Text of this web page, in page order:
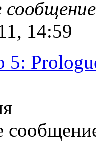
сообщение
14:59
5: